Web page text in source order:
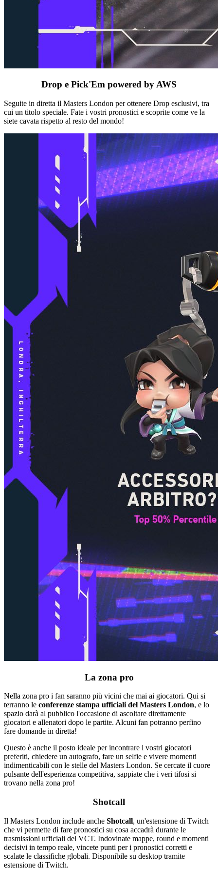
Drop e Pick'Em powered by AWS
Seguite in diretta il Masters London per ottenere Drop esclusivi, tra
cui un titolo speciale. Fate i vostri pronostici e scoprite come ve la
siete cavata rispetto al resto del mondo!
La zona pro
Nella zona pro i fan saranno più vicini che mai ai giocatori. Qui si
terranno le conferenze stampa ufficiali del Masters London, e lo
spazio darà al pubblico l'occasione di ascoltare direttamente
giocatori e allenatori dopo le partite. Alcuni fan potranno perfino
fare domande in diretta!
Questo è anche il posto ideale per incontrare i vostri giocatori
preferiti, chiedere un autografo, fare un selfie e vivere momenti
indimenticabili con le stelle del Masters London. Se cercate il cuore
pulsante dell'esperienza competitiva, sappiate che i veri tifosi si
trovano nella zona pro!
Shotcall
Il Masters London include anche Shotcall, un'estensione di Twitch
che vi permette di fare pronostici su cosa accadrà durante le
trasmissioni ufficiali del VCT. Indovinate mappe, round e momenti
decisivi in tempo reale, vincete punti per i pronostici corretti e
scalate le classifiche globali. Disponibile su desktop tramite
estensione di Twitch.